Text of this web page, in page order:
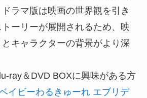
ラマ版は映画の世界観を引き
ーリーが展開されるため、映
キャラクターの背景がより深
ray＆DVD BOXに興味がある方
イビーわるきゅーれ エブリデ